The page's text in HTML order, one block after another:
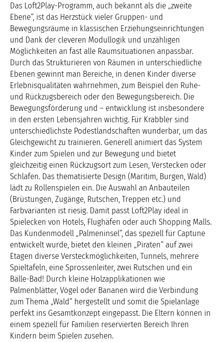
Das Loft2Play-Programm, auch bekannt als die „zweite
Ebene“, ist das Herzstück vieler Gruppen- und
Bewegungsräume in klassischen Erziehungseinrichtungen
und Dank der cleveren Modullogik und unzähligen
Möglichkeiten an fast alle Raumsituationen anpassbar.
Durch das Strukturieren von Räumen in unterschiedliche
Ebenen gewinnt man Bereiche, in denen Kinder diverse
Erlebnisqualitäten wahrnehmen, zum Beispiel den Ruhe-
und Rückzugsbereich oder den Bewegungsbereich. Die
Bewegungsförderung und – entwicklung ist insbesondere
in den ersten Lebensjahren wichtig. Für Krabbler sind
unterschiedlichste Podestlandschaften wunderbar, um das
Gleichgewicht zu trainieren. Generell animiert das System
Kinder zum Spielen und zur Bewegung und bietet
gleichzeitig einen Rückzugsort zum Lesen, Verstecken oder
Schlafen. Das thematisierte Design (Maritim, Burgen, Wald)
lädt zu Rollenspielen ein. Die Auswahl an Anbauteilen
(Brüstungen, Zugänge, Rutschen, Treppen etc.) und
Farbvarianten ist riesig. Damit passt Loft2Play ideal in
Spielecken von Hotels, Flughäfen oder auch Shopping Malls.
Das Kundenmodell „Palmeninsel“, das speziell für Captune
entwickelt wurde, bietet den kleinen „Piraten“ auf zwei
Etagen diverse Versteckmöglichkeiten, Tunnels, mehrere
Spieltafeln, eine Sprossenleiter, zwei Rutschen und ein
Bälle-Bad! Durch kleine Holzapplikationen wie
Palmenblätter, Vögel oder Bananen wird die Verbindung
zum Thema „Wald“ hergestellt und somit die Spielanlage
perfekt ins Gesamtkonzept eingepasst. Die Eltern können in
einem speziell für Familien reservierten Bereich Ihren
Kindern beim Spielen zusehen.